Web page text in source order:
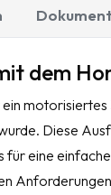
dem
motorisiertes
Diese
eine